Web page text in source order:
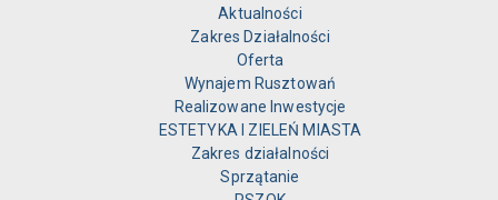
Aktualności
Zakres Działalności
Oferta
Wynajem Rusztowań
Realizowane Inwestycje
ESTETYKA I ZIELEŃ MIASTA
Zakres działalności
Sprzątanie